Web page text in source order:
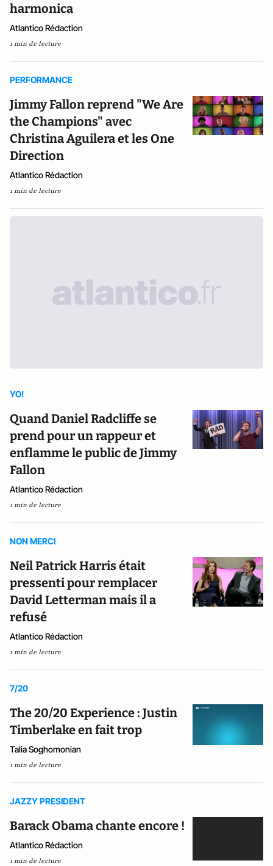
harmonica
Atlantico Rédaction
1 min de lecture
PERFORMANCE
Jimmy Fallon reprend "We Are
the Champions" avec
Christina Aguilera et les One
Direction
Atlantico Rédaction
1 min de lecture
YO!
Quand Daniel Radcliffe se
prend pour un rappeur et
enflamme le public de Jimmy
Fallon
Atlantico Rédaction
1 min de lecture
NON MERCI
Neil Patrick Harris était
pressenti pour remplacer
David Letterman mais il a
refusé
Atlantico Rédaction
1 min de lecture
7/20
The 20/20 Experience : Justin
Timberlake en fait trop
Talia Soghomonian
1 min de lecture
JAZZY PRESIDENT
Barack Obama chante encore !
Atlantico Rédaction
1 min de lecture